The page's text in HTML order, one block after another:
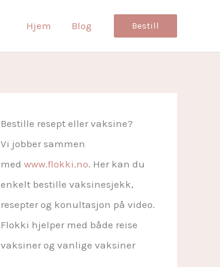
Hjem Blog Bestill
Bestille resept eller vaksine?
Vi jobber sammen
med www.flokki.no. Her kan du
enkelt bestille vaksinesjekk,
resepter og konultasjon på video.
Flokki hjelper med både reise
vaksiner og vanlige vaksiner